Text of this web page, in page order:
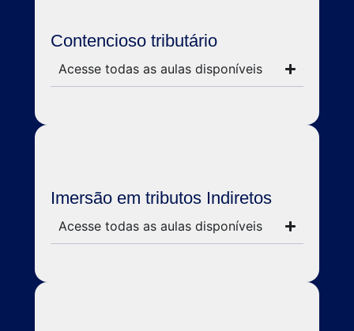
Contencioso tributário
Acesse todas as aulas disponíveis
Imersão em tributos Indiretos
Acesse todas as aulas disponíveis